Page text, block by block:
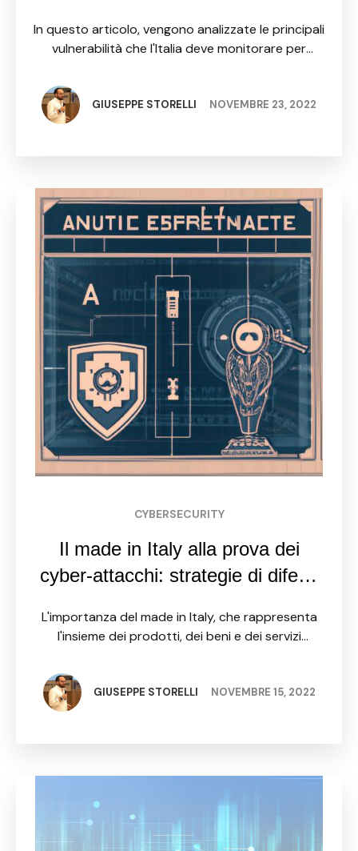
In questo articolo, vengono analizzate le principali
vulnerabilità che l'Italia deve monitorare per
crescente era digitale. Si sottolinea come i sistemi
di sicurezza informatica …
GIUSEPPE STORELLI NOVEMBRE 23, 2022
CYBERSECURITY
Il made in Italy alla prova dei
cyber-attacchi: strategie di difesa
L'importanza del made in Italy, che rappresenta
l'insieme dei prodotti, dei beni e dei servizi
economico che simbolico per il Paese. Tuttavia, in
un'epoca …
GIUSEPPE STORELLI NOVEMBRE 15, 2022